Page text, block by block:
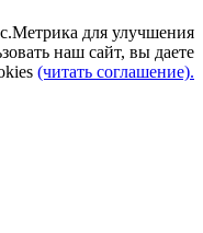
для улучшения
наш сайт, вы даете
(читать соглашение).